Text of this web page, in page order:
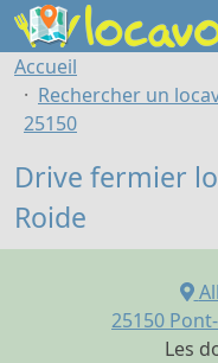
Accueil
Rechercher un
25150
Drive fermier
Roide
25150
Les